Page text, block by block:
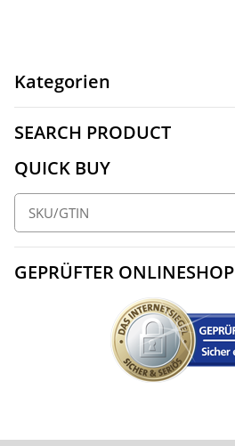
Kategorien
SEARCH PRODUCT
QUICK BUY
GEPRÜFTER ONLINESHOP